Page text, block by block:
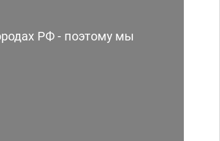
РФ - поэтому мы